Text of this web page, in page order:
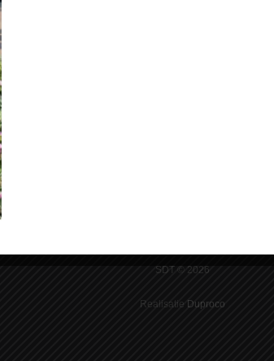
SDT © 2026
Realisatie Duproco